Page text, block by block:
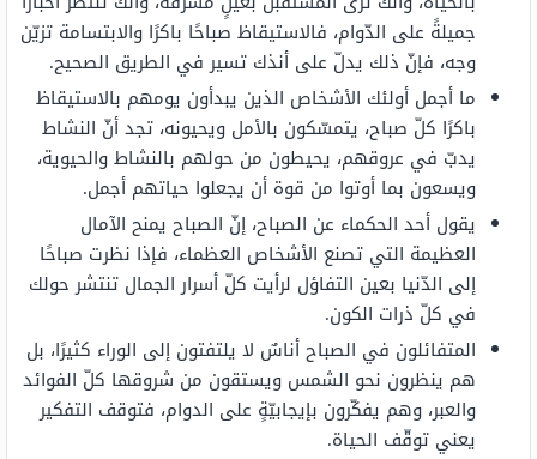
جميلةً على الدّوام، فالاستيقاظ صباحًا باكرًا والابتسامة تزيّن
وجه، فإنّ ذلك يدلّ على أنذك تسير في الطريق الصحيح.
ما أجمل أولئك الأشخاص الذين يبدأون يومهم بالاستيقاظ
باكرًا كلّ صباح، يتمسّكون بالأمل ويحيونه، تجد أنّ النشاط
يدبّ في عروقهم، يحيطون من حولهم بالنشاط والحيوية،
ويسعون بما أوتوا من قوة أن يجعلوا حياتهم أجمل.
يقول أحد الحكماء عن الصباح، إنّ الصباح يمنح الآمال
العظيمة التي تصنع الأشخاص العظماء، فإذا نظرت صباحًا
إلى الدّنيا بعين التفاؤل لرأيت كلّ أسرار الجمال تنتشر حولك
في كلّ ذرات الكون.
المتفائلون في الصباح أناسٌ لا يلتفتون إلى الوراء كثيرًا، بل
هم ينظرون نحو الشمس ويستقون من شروقها كلّ الفوائد
والعبر، وهم يفكّرون بإيجابيّةٍ على الدوام، فتوقف التفكير
يعني توقّف الحياة.